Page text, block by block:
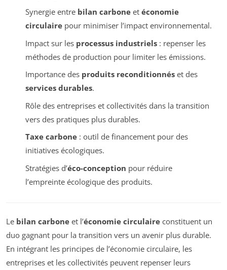
Synergie entre bilan carboneet économie
circulairepour minimiser l’impact environnemental.
Impact sur lesprocessus industriels: repenser les
méthodes de production pour limiter les émissions.
Importance des produits reconditionnéset des
services durables.
Rôle des entreprises et collectivités dans la transition
vers des pratiques plus durables.
Taxe carbone: outil de financement pour des
initiatives écologiques.
Stratégies d’éco-conception pour réduire
l’empreinte écologique des produits.
Le bilan carbone et l’économie circulaire constituent un
duo gagnant pour la transition vers un avenir plus durable.
En intégrant les principes de l’économie circulaire, les
entreprises et les collectivités peuvent repenser leurs